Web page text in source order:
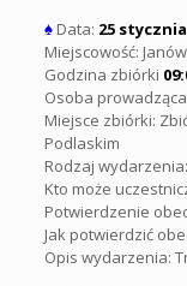
♠Data: 25 stycznia
Miejscowość:
Godzina zbiórki
Osoba
Miejsce zbiórki:
Podlaskim
Rodzaj
Kto może
Potwierdzenie
Jak potwierdzić
Opis wydarzenia: